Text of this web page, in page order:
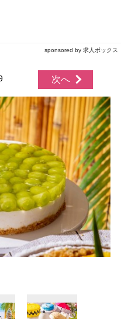
sponsored by 求人ボックス
次へ